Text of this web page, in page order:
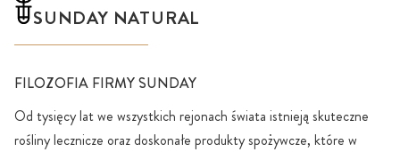
SUNDAY NATURAL
FILOZOFIA FIRMY SUNDAY
Od tysięcy lat we wszystkich rejonach świata istnieją skuteczne
rośliny lecznicze oraz doskonałe produkty spożywcze, które w